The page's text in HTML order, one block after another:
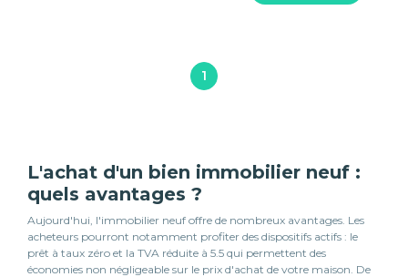
1
L'achat d'un bien immobilier neuf :
quels avantages ?
Aujourd'hui, l'immobilier neuf offre de nombreux avantages. Les
acheteurs pourront notamment profiter des dispositifs actifs : le
prêt à taux zéro et la TVA réduite à 5.5 qui permettent des
économies non négligeable sur le prix d'achat de votre maison. De